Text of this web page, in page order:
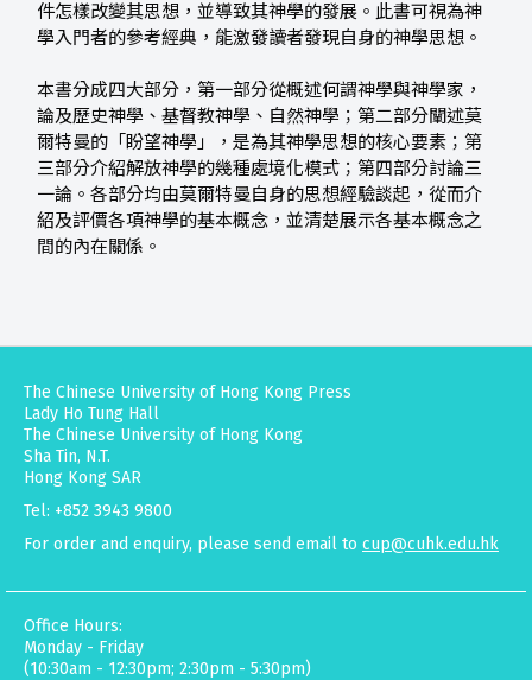
件怎樣改變其思想，並導致其神學的發展。此書可視為神
學入門者的參考經典，能激發讀者發現自身的神學思想。
本書分成四大部分，第一部分從概述何謂神學與神學家，
論及歷史神學、基督教神學、自然神學；第二部分闡述莫
爾特曼的「盼望神學」，是為其神學思想的核心要素；第
三部分介紹解放神學的幾種處境化模式；第四部分討論三
一論。各部分均由莫爾特曼自身的思想經驗談起，從而介
紹及評價各項神學的基本概念，並清楚展示各基本概念之
間的內在關係。
The Chinese University of Hong Kong Press
Lady Ho Tung Hall
The Chinese University of Hong Kong
Sha Tin, N.T.
Hong Kong SAR
Tel: +852 3943 9800
For order and enquiry, please send email to cup@cuhk.edu.hk
Office Hours:
Monday - Friday
(10:30am - 12:30pm; 2:30pm - 5:30pm)